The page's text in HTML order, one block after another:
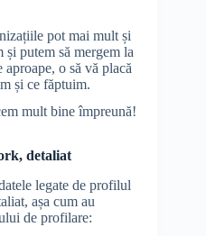
pot mai mult și
putem să mergem la
o să vă placă
și ce făptuim.
mult bine împreună!
detaliat
legate de profilul
așa cum au
de profilare: